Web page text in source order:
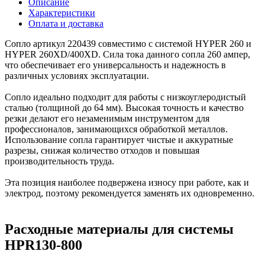
Характеристики
Оплата и доставка
Сопло артикул 220439 совместимо с системой HYPER 260 и
HYPER 260XD/400XD. Сила тока данного сопла 260 ампер,
что обеспечивает его универсальность и надежность в
различных условиях эксплуатации.
Сопло идеально подходит для работы с низкоуглеродистый
сталью (толщиной до 64 мм). Высокая точность и качество
резки делают его незаменимым инструментом для
профессионалов, занимающихся обработкой металлов.
Использование сопла гарантирует чистые и аккуратные
разрезы, снижая количество отходов и повышая
производительность труда.
Эта позиция наиболее подвержена износу при работе, как и
электрод, поэтому рекомендуется заменять их одновременно.
Расходные материалы для системы
HPR130-800